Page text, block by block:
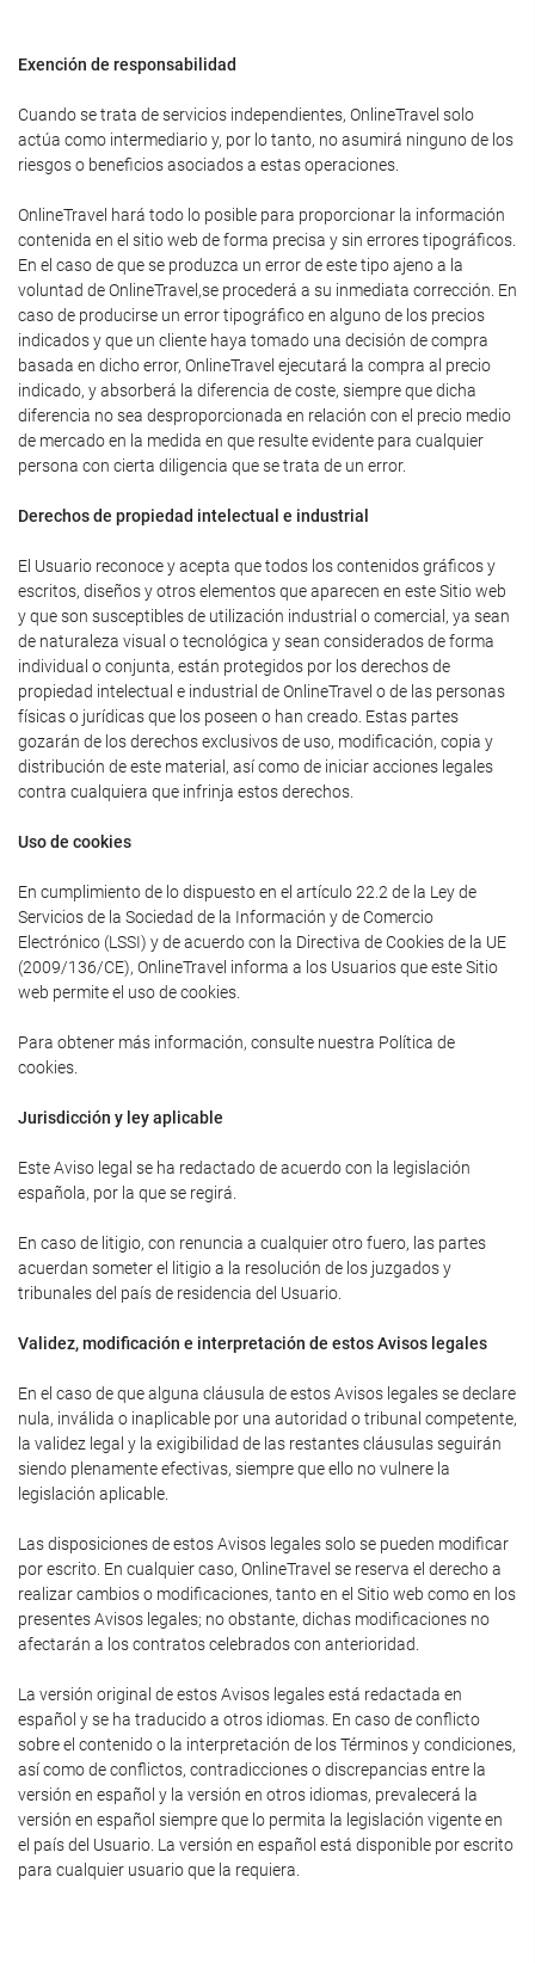
Exención de responsabilidad
Cuando se trata de servicios independientes, OnlineTravel solo
actúa como intermediario y, por lo tanto, no asumirá ninguno de los
riesgos o beneficios asociados a estas operaciones.
OnlineTravel hará todo lo posible para proporcionar la información
contenida en el sitio web de forma precisa y sin errores tipográficos.
En el caso de que se produzca un error de este tipo ajeno a la
voluntad de OnlineTravel,se procederá a su inmediata corrección. En
caso de producirse un error tipográfico en alguno de los precios
indicados y que un cliente haya tomado una decisión de compra
basada en dicho error, OnlineTravel ejecutará la compra al precio
indicado, y absorberá la diferencia de coste, siempre que dicha
diferencia no sea desproporcionada en relación con el precio medio
de mercado en la medida en que resulte evidente para cualquier
persona con cierta diligencia que se trata de un error.
Derechos de propiedad intelectual e industrial
El Usuario reconoce y acepta que todos los contenidos gráficos y
escritos, diseños y otros elementos que aparecen en este Sitio web
y que son susceptibles de utilización industrial o comercial, ya sean
de naturaleza visual o tecnológica y sean considerados de forma
individual o conjunta, están protegidos por los derechos de
propiedad intelectual e industrial de OnlineTravel o de las personas
físicas o jurídicas que los poseen o han creado. Estas partes
gozarán de los derechos exclusivos de uso, modificación, copia y
distribución de este material, así como de iniciar acciones legales
contra cualquiera que infrinja estos derechos.
Uso de cookies
En cumplimiento de lo dispuesto en el artículo 22.2 de la Ley de
Servicios de la Sociedad de la Información y de Comercio
Electrónico (LSSI) y de acuerdo con la Directiva de Cookies de la UE
(2009/136/CE), OnlineTravel informa a los Usuarios que este Sitio
web permite el uso de cookies.
Para obtener más información, consulte nuestra Política de
cookies.
Jurisdicción y ley aplicable
Este Aviso legal se ha redactado de acuerdo con la legislación
española, por la que se regirá.
En caso de litigio, con renuncia a cualquier otro fuero, las partes
acuerdan someter el litigio a la resolución de los juzgados y
tribunales del país de residencia del Usuario.
Validez, modificación e interpretación de estos Avisos legales
En el caso de que alguna cláusula de estos Avisos legales se declare
nula, inválida o inaplicable por una autoridad o tribunal competente,
la validez legal y la exigibilidad de las restantes cláusulas seguirán
siendo plenamente efectivas, siempre que ello no vulnere la
legislación aplicable.
Las disposiciones de estos Avisos legales solo se pueden modificar
por escrito. En cualquier caso, OnlineTravel se reserva el derecho a
realizar cambios o modificaciones, tanto en el Sitio web como en los
presentes Avisos legales; no obstante, dichas modificaciones no
afectarán a los contratos celebrados con anterioridad.
La versión original de estos Avisos legales está redactada en
español y se ha traducido a otros idiomas. En caso de conflicto
sobre el contenido o la interpretación de los Términos y condiciones,
así como de conflictos, contradicciones o discrepancias entre la
versión en español y la versión en otros idiomas, prevalecerá la
versión en español siempre que lo permita la legislación vigente en
el país del Usuario. La versión en español está disponible por escrito
para cualquier usuario que la requiera.